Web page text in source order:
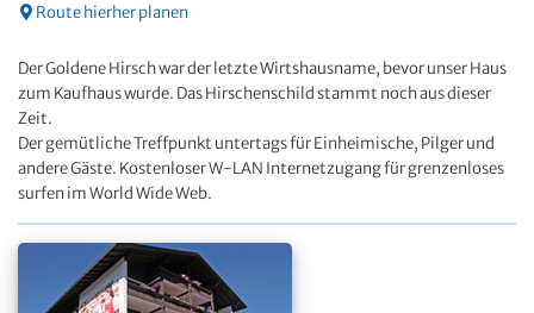
Route hierher planen
Der Goldene Hirsch war der letzte Wirtshausname, bevor unser Haus
zum Kaufhaus wurde. Das Hirschenschild stammt noch aus dieser
Zeit.
Der gemütliche Treffpunkt untertags für Einheimische, Pilger und
andere Gäste. Kostenloser W-LAN Internetzugang für grenzenloses
surfen im World Wide Web.